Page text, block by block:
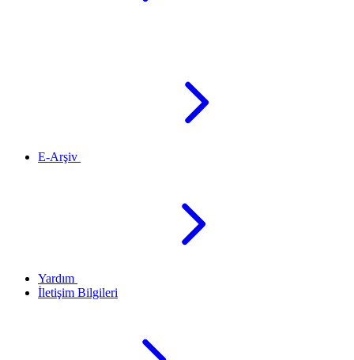
E-Arşiv
Yardım
İletişim Bilgileri